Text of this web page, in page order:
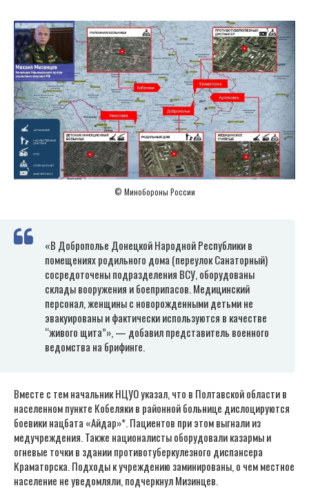
© Минобороны России
«В Доброполье Донецкой Народной Республики в
помещениях родильного дома (переулок Санаторный)
сосредоточены подразделения ВСУ, оборудованы
склады вооружения и боеприпасов. Медицинский
персонал, женщины с новорожденными детьми не
эвакуированы и фактически используются в качестве
“живого щита”», — добавил представитель военного
ведомства на брифинге.
Вместе с тем начальник НЦУО указал, что в Полтавской области в
населенном пункте Кобеляки в районной больнице дислоцируются
боевики нацбата «Айдар»*. Пациентов при этом выгнали из
медучреждения. Также националисты оборудовали казармы и
огневые точки в здании противотуберкулезного диспансера
Краматорска. Подходы к учреждению заминированы, о чем местное
население не уведомляли, подчеркнул Мизинцев.